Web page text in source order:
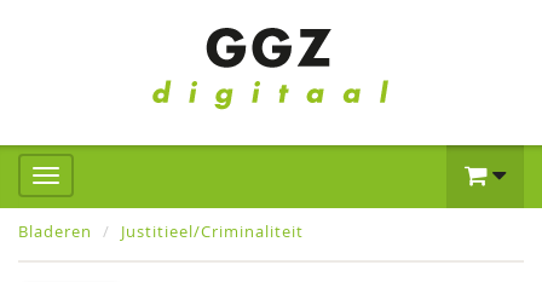
Bladeren Justitieel/Criminaliteit